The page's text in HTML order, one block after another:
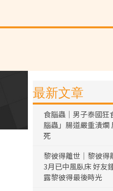
最新文章
食腦蟲｜男子泰國狂
腦蟲」腸道嚴重潰爛
死
黎彼得離世｜黎彼得
3月已中風臥床 好友
露黎彼得最後時光